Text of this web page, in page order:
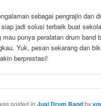
sebagai pengrajin dan
siap jadi solusi terbaik buat
mau punya peralatan drum band
Yuk, pesan sekarang dan
berprestasi!
posted inJual Drum Bandby